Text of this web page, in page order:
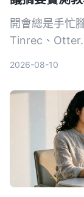
開會總是手忙
Tinrec、
2026-08-10